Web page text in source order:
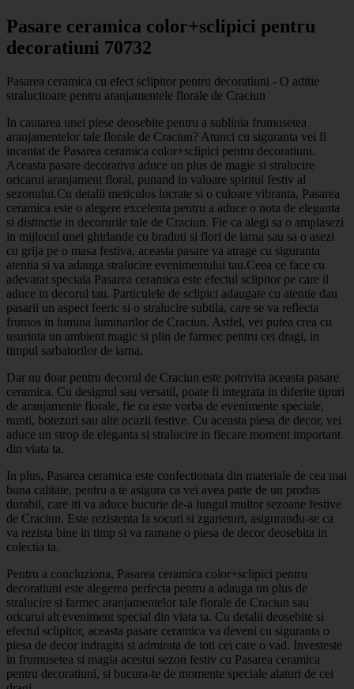
Pasare ceramica color+sclipici pentru
decoratiuni 70732
Pasarea ceramica cu efect sclipitor pentru decoratiuni - O aditie
stralucitoare pentru aranjamentele florale de Craciun
In cautarea unei piese deosebite pentru a sublinia frumusetea
aranjamentelor tale florale de Craciun? Atunci cu siguranta vei fi
incantat de Pasarea ceramica color+sclipici pentru decoratiuni.
Aceasta pasare decorativa aduce un plus de magie si stralucire
oricarui aranjament floral, punand in valoare spiritul festiv al
sezonului.Cu detalii meticulos lucrate si o culoare vibranta, Pasarea
ceramica este o alegere excelenta pentru a aduce o nota de eleganta
si distinctie in decorurile tale de Craciun. Fie ca alegi sa o amplasezi
in mijlocul unei ghirlande cu braduti si flori de iarna sau sa o asezi
cu grija pe o masa festiva, aceasta pasare va atrage cu siguranta
atentia si va adauga stralucire evenimentului tau.Ceea ce face cu
adevarat speciala Pasarea ceramica este efectul sclipitor pe care il
aduce in decorul tau. Particulele de sclipici adaugate cu atentie dau
pasarii un aspect feeric si o stralucire subtila, care se va reflecta
frumos in lumina luminarilor de Craciun. Astfel, vei putea crea cu
usurinta un ambient magic si plin de farmec pentru cei dragi, in
timpul sarbatorilor de iarna.
Dar nu doar pentru decorul de Craciun este potrivita aceasta pasare
ceramica. Cu designul sau versatil, poate fi integrata in diferite tipuri
de aranjamente florale, fie ca este vorba de evenimente speciale,
nunti, botezuri sau alte ocazii festive. Cu aceasta piesa de decor, vei
aduce un strop de eleganta si stralucire in fiecare moment important
din viata ta.
In plus, Pasarea ceramica este confectionata din materiale de cea mai
buna calitate, pentru a te asigura ca vei avea parte de un produs
durabil, care iti va aduce bucurie de-a lungul multor sezoane festive
de Craciun. Este rezistenta la socuri si zgarieturi, asigurandu-se ca
va rezista bine in timp si va ramane o piesa de decor deosebita in
colectia ta.
Pentru a concluziona, Pasarea ceramica color+sclipici pentru
decoratiuni este alegerea perfecta pentru a adauga un plus de
stralucire si farmec aranjamentelor tale florale de Craciun sau
oricarui alt eveniment special din viata ta. Cu detalii deosebite si
efectul sclipitor, aceasta pasare ceramica va deveni cu siguranta o
piesa de decor indragita si admirata de toti cei care o vad. Investeste
in frumusetea si magia acestui sezon festiv cu Pasarea ceramica
pentru decoratiuni, si bucura-te de momente speciale alaturi de cei